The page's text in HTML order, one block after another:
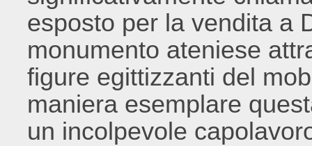
esposto per la vendita a
monumento ateniese
figure egittizzanti del
maniera esemplare
un incolpevole